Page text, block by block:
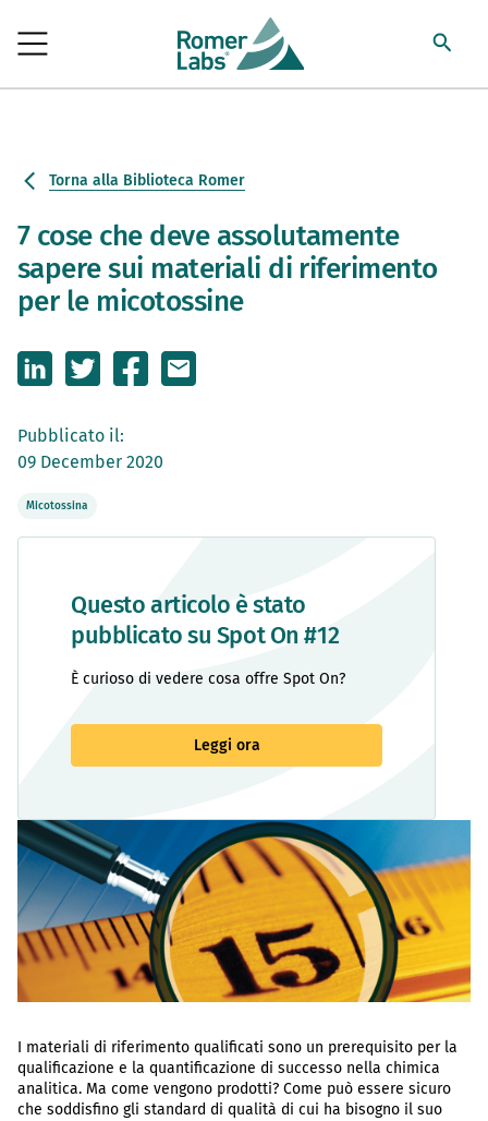
Torna alla Biblioteca Romer
7 cose che deve assolutamente
sapere sui materiali di riferimento
per le micotossine
Pubblicato il:
09 December 2020
Micotossina
Questo articolo è stato
pubblicato su Spot On #12
È curioso di vedere cosa offre Spot On?
Leggi ora
I materiali di riferimento qualificati sono un prerequisito per la
qualificazione e la quantificazione di successo nella chimica
analitica. Ma come vengono prodotti? Come può essere sicuro
che soddisfino gli standard di qualità di cui ha bisogno il suo